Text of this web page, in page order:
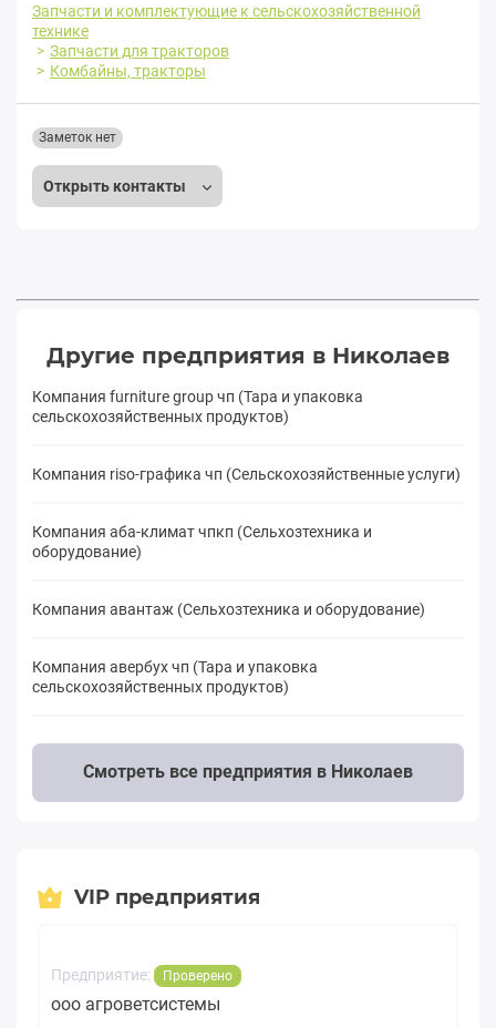
Запчасти и комплектующие к сельскохозяйственной
технике
Запчасти для тракторов
Комбайны, тракторы
Открыть контакты
Заметок нет
Другие предприятия в Николаев
Компания furniture group чп (Тара и упаковка
сельскохозяйственных продуктов)
Компания riso-графика чп (Сельскохозяйственные услуги)
Компания аба-климат чпкп (Сельхозтехника и
оборудование)
Компания авантаж (Сельхозтехника и оборудование)
Компания авербух чп (Тара и упаковка
сельскохозяйственных продуктов)
Смотреть все предприятия в Николаев
VIP предприятия
Предприятие: Проверено
ооо агроветсистемы